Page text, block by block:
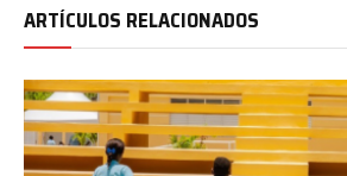
ARTÍCULOS RELACIONADOS